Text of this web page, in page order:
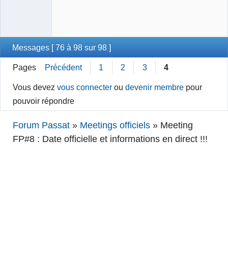
Messages [ 76 à 98 sur 98 ]
Pages Précédent 1 2 3 4
Vous devezvous connecter oudevenir membre pour
pouvoir répondre
Forum Passat » Meetings officiels » Meeting
FP#8 : Date officielle et informations en direct !!!